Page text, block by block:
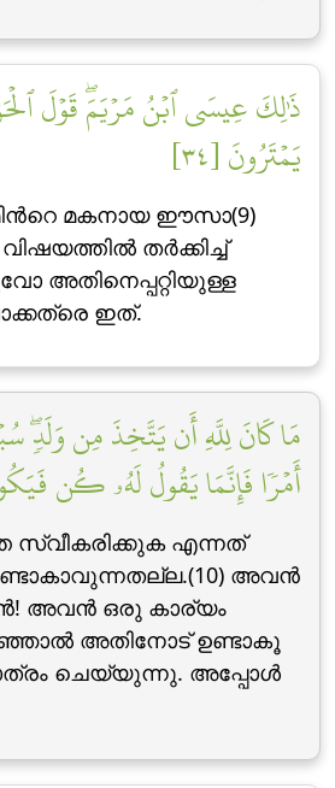
ذَٰلِكَ عِيسَى ٱبۡنُ مَرۡيَمَۖ قَوۡلَ
يَمۡتَرُونَ [٣٤]
മകനായ ഈസാ(9)
തര്‍ക്കിച്ച്
അതിനെപ്പറ്റിയുള്ള
ഇത്‌.
مَا كَانَ لِلَّهِ أَن يَتَّخِذَ مِن وَلَدٖۖ
أَمۡرٗا فَإِنَّمَا يَقُولُ لَهُۥ كُن
സ്വീകരിക്കുക എന്നത്
അവന്‍
അവന്‍ ഒരു കാര്യം
അതിനോട് ഉണ്ടാകൂ
ചെയ്യുന്നു. അപ്പോള്‍